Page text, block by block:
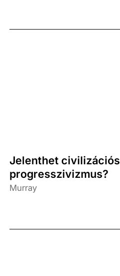
Jelenthet
progresszivizmus?
Murray